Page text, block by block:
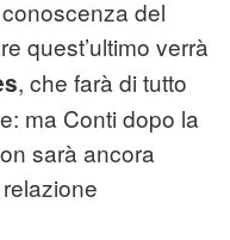
del
quest’ultimo verrà
, che farà di tutto
ma Conti dopo la
sarà ancora